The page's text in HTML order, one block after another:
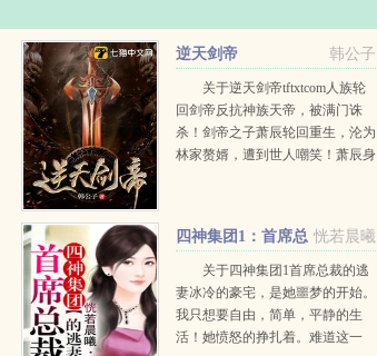
韩公子
逆天剑帝
关于逆天剑帝tftxtcom人族轮
回剑帝反抗神族天帝，被满门诛
杀！剑帝之子萧辰轮回重生，沦为
林家赘婿，遭到世人嘲笑！萧辰身
物...
恍若晨曦
四神集团1：首席总
裁的逃妻
关于四神集团1首席总裁的逃
妻冰冷的豪宅，是她噩梦的开始。
我只想要自由，简单，平静的生
活！她愤怒的挣扎着。难道这一